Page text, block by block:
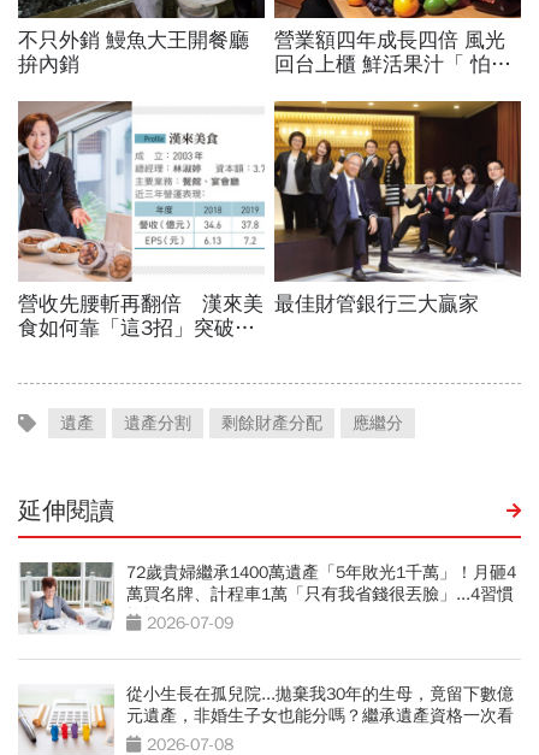
遺產 遺產分割 剩餘財產分配 應繼分
延伸閱讀
72歲貴婦繼承1400萬遺產「5年敗光1千萬」！月砸4
萬買名牌、計程車1萬「只有我省錢很丟臉」...4習慣
拖垮晚年
2026-07-09
從小生長在孤兒院...拋棄我30年的生母，竟留下數億
元遺產，非婚生子女也能分嗎？繼承遺產資格一次看
2026-07-08